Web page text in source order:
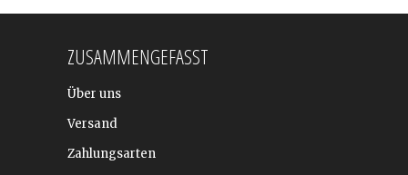
ZUSAMMENGEFASST
Über uns
Versand
Zahlungsarten